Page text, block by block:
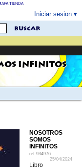
TIENDA
Iniciar sesion
buscar
INFINITOS
NOSOTROS
SOMOS
INFINITOS
ref 934976
25/04/2024
Libro